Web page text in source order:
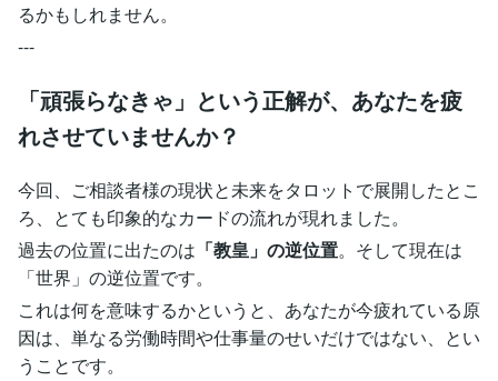
るかもしれません。
---
「頑張らなきゃ」という正解が、あなたを疲
れさせていませんか？
今回、ご相談者様の現状と未来をタロットで展開したとこ
ろ、とても印象的なカードの流れが現れました。
過去の位置に出たのは 「教皇」の逆位置。そして現在は
「世界」の逆位置です。
これは何を意味するかというと、あなたが今疲れている原
因は、単なる労働時間や仕事量のせいだけではない、とい
うことです。